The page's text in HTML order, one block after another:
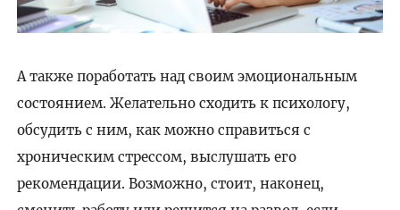
А также поработать над своим эмоциональным
состоянием. Желательно сходить к психологу,
обсудить с ним, как можно справиться с
хроническим стрессом, выслушать его
рекомендации. Возможно, стоит, наконец,